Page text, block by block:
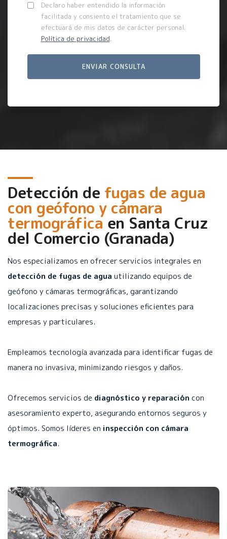
Declaro haber entendido la información
facilitada y consiento el tratamiento que se
efectuará de mis datos de carácter personal.
Política de privacidad.
Detección de fugas de agua
con geófono y cámara
termográficaen Santa Cruz
del Comercio (Granada)
Nos especializamos en ofrecer servicios integrales en
detección de fugas de agua utilizando equipos de
geófono y cámaras termográficas, garantizando
localizaciones precisas y soluciones eficientes para
empresas y particulares.
Empleamos tecnología avanzada para identificar fugas de
manera no invasiva, minimizando riesgos y daños.
Ofrecemos servicios de diagnóstico y reparación con
asesoramiento experto, asegurando entornos seguros y
óptimos. Somos líderes en inspección con cámara
termográfica.